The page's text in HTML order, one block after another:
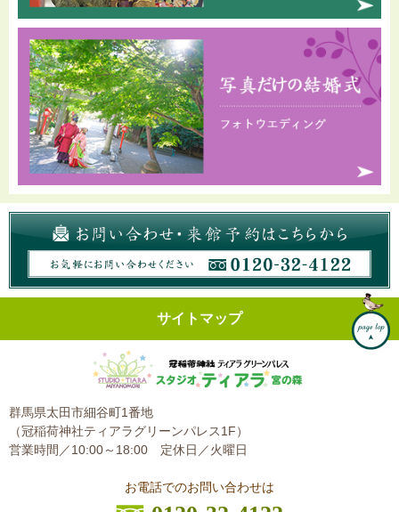
サイトマップ
群馬県太田市細谷町1番地
（冠稲荷神社ティアラグリーンパレス1F）
営業時間／10:00～18:00 定休日／火曜日
お電話でのお問い合わせは